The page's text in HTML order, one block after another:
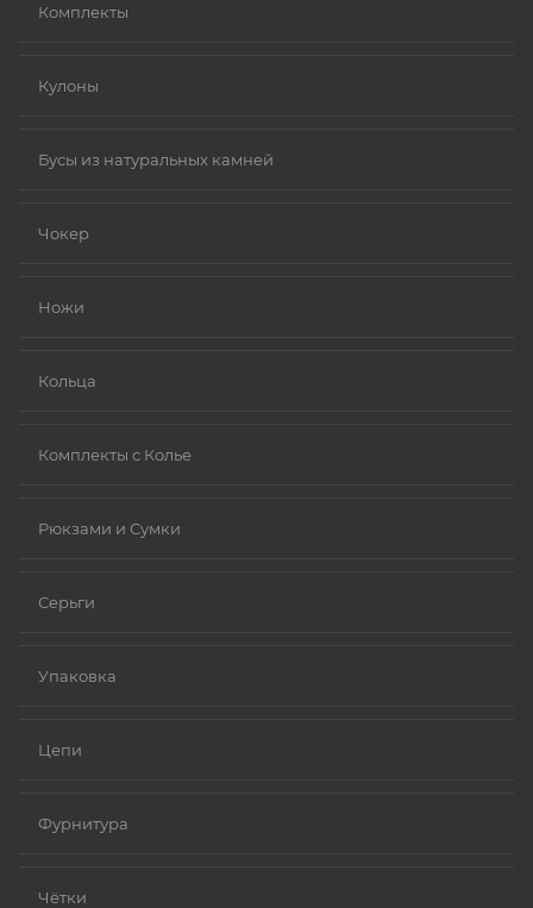
Комплекты
Кулоны
Бусы из натуральных камней
Чокер
Ножи
Кольца
Комплекты с Колье
Рюкзами и Сумки
Серьги
Упаковка
Цепи
Фурнитура
Чётки